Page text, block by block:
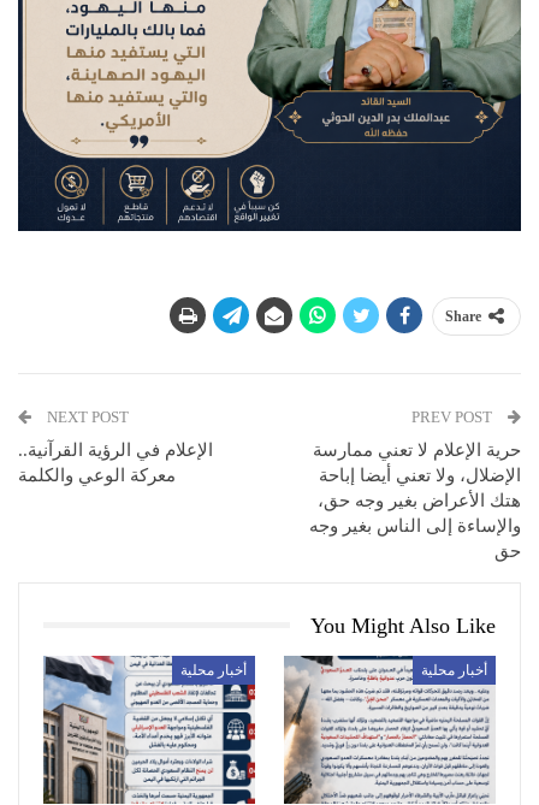
Share
حرية الإعلام لا تعني ممارسة
الإضلال، ولا تعني أيضا إباحة
هتك الأعراض بغير وجه حق،
والإساءة إلى الناس بغير وجه
حق
NEXT POST
الإعلام في الرؤية القرآنية..
معركة الوعي والكلمة
You Might Also Like
أخبار محلية أخبار محلية